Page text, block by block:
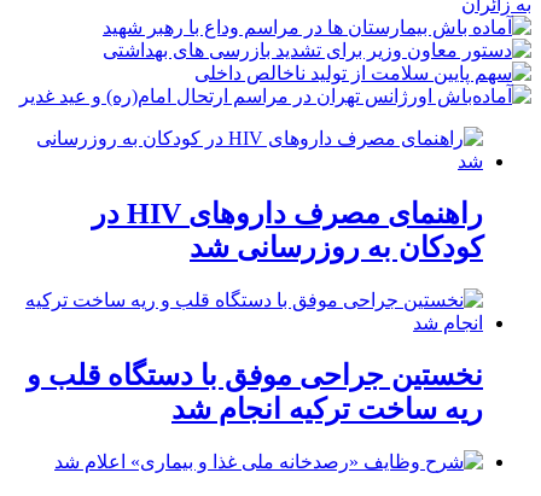
راهنمای مصرف داروهای HIV در
کودکان به روزرسانی شد
نخستین جراحی موفق با دستگاه قلب و
ریه ساخت ترکیه انجام شد